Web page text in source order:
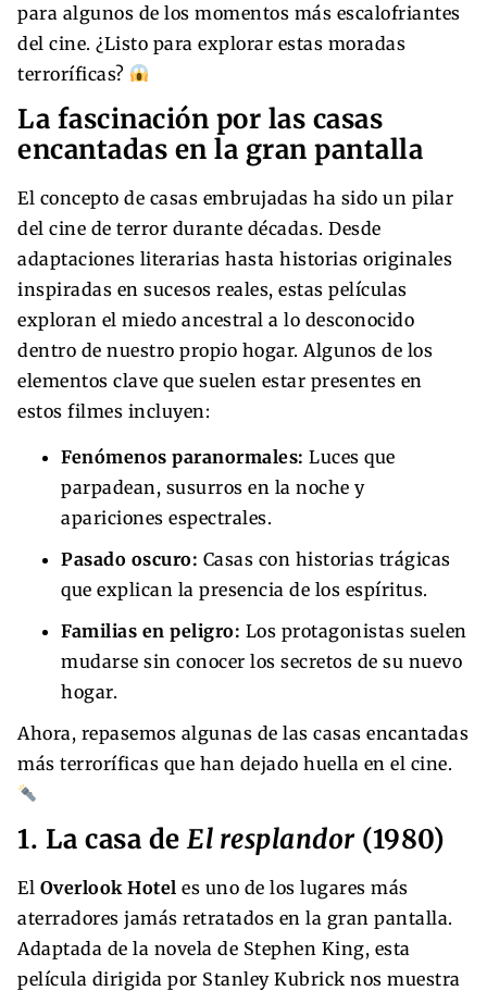
para algunos de los momentos más escalofriantes
del cine. ¿Listo para explorar estas moradas
terroríficas?
La fascinación por las casas
encantadas en la gran pantalla
El concepto de casas embrujadas ha sido un pilar
del cine de terror durante décadas. Desde
adaptaciones literarias hasta historias originales
inspiradas en sucesos reales, estas películas
exploran el miedo ancestral a lo desconocido
dentro de nuestro propio hogar. Algunos de los
elementos clave que suelen estar presentes en
estos filmes incluyen:
Fenómenos paranormales: Luces que
parpadean, susurros en la noche y
apariciones espectrales.
Pasado oscuro: Casas con historias trágicas
que explican la presencia de los espíritus.
Familias en peligro: Los protagonistas suelen
mudarse sin conocer los secretos de su nuevo
hogar.
Ahora, repasemos algunas de las casas encantadas
más terroríficas que han dejado huella en el cine.
1. La casa de El resplandor(1980)
El Overlook Hotel es uno de los lugares más
aterradores jamás retratados en la gran pantalla.
Adaptada de la novela de Stephen King, esta
película dirigida por Stanley Kubrick nos muestra